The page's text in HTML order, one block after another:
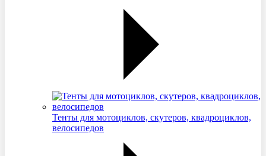
Тенты для мотоциклов, скутеров, квадроциклов,
велосипедов